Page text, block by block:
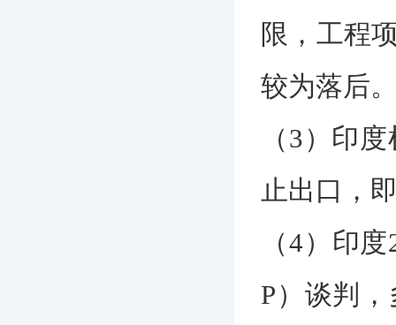
限，工程
较为落后
（3）印
止出口，
（4）印
P）谈判